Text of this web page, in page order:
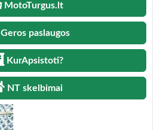
MotoTurgus.lt
Geros paslaugos
KurApsistoti?
NT skelbimai